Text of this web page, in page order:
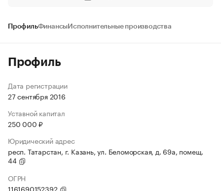
ПрофильФинансы Исполнительные производства
Профиль
Дата регистрации
27 сентября 2016
Уставной капитал
250 000 ₽
Юридический адрес
респ. Татарстан, г. Казань, ул. Беломорская, д. 69а, помещ.
44
ОГРН
1161690152392